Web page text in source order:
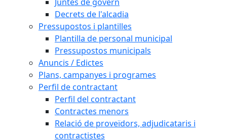
Decrets de l'alcadia
Pressupostos i plantilles
Plantilla de personal municipal
Pressupostos municipals
Anuncis / Edictes
Plans, campanyes i programes
Perfil de contractant
Perfil del contractant
Contractes menors
Relació de proveïdors, adjudicataris i
contractistes